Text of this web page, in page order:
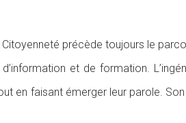
précède toujours le
et de formation.
en faisant émerger leur parole.